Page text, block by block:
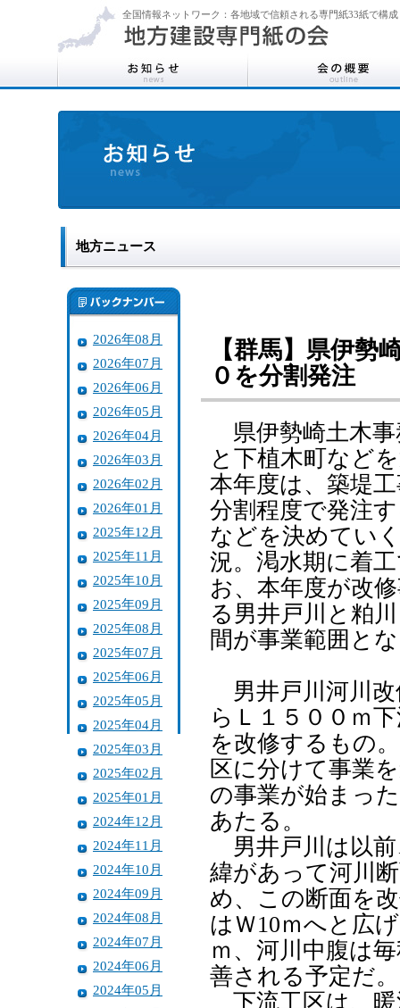
全国情報ネットワーク：各地域で信頼される専門紙33紙で構成
地方ニュース
2026年08月
2026年07月
2026年06月
2026年05月
2026年04月
2026年03月
2026年02月
2026年01月
2025年12月
2025年11月
2025年10月
2025年09月
2025年08月
2025年07月
2025年06月
2025年05月
2025年04月
2025年03月
2025年02月
2025年01月
2024年12月
2024年11月
2024年10月
2024年09月
2024年08月
2024年07月
2024年06月
2024年05月
【群馬】県伊勢
０を分割発注
県伊勢崎土木事
と下植木町など
本年度は、築堤
分割程度で発注
などを決めてい
況。渇水期に着
お、本年度が改
る男井戸川と粕
間が事業範囲と
男井戸川河川改
らＬ１５００ｍ
を改修するもの
区に分けて事業
の事業が始まっ
あたる。
男井戸川は以前
緯があって河川
め、この断面を
はＷ10ｍへと広
ｍ、河川中腹は
善される予定だ。
下流工区は、暖